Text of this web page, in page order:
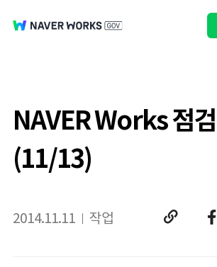
NAVER Works 점
(11/13)
2014.11.11 작업